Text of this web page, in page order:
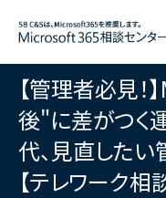
【管理者必見
後"に差がつく
代、見直したい
【テレワーク相